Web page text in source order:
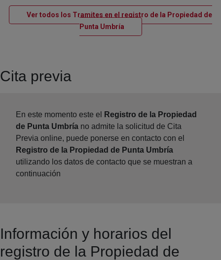
Ver todos los Tramites en el registro de la Propiedad de
Punta UmbríaVentana nueva
Cita previa
En este momento este el
Registro de la Propiedad
de Punta Umbría no admite la solicitud de Cita
Previa online, puede ponerse en contacto con el
Registro de la Propiedad de Punta Umbría
utilizando los datos de contacto que se muestran a
continuación
Información y horarios del
registro de la Propiedad de